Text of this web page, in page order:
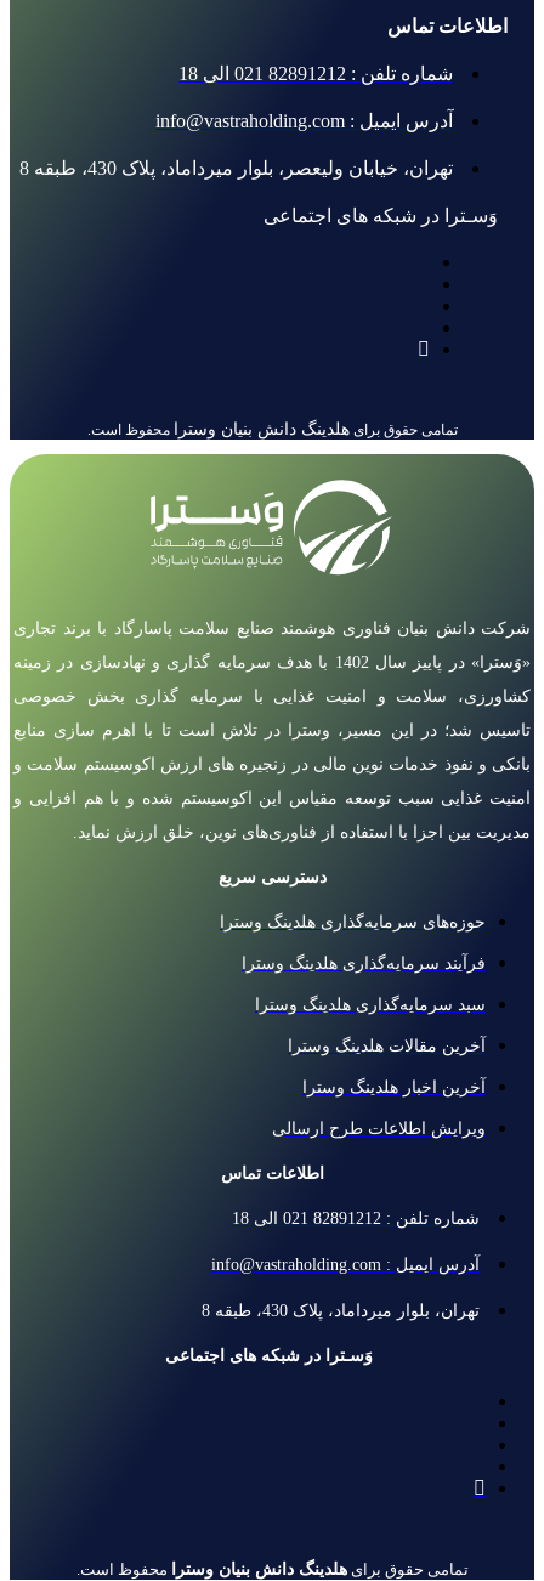
اطلاعات تماس
شماره تلفن : 82891212 021 الی 18
آدرس ایمیل : info@vastraholding.com
تهران، خیابان ولیعصر، بلوار میرداماد، پلاک 430، طبقه 8
وَسـترا در شبکه های اجتماعی
تمامی حقوق برایهلدینگ دانش بنیان وسترا محفوظ است.
شرکت دانش بنیان فناوری هوشمند صنایع سلامت پاسارگاد با برند تجاری
«وَسترا» در پاییز سال 1402 با هدف سرمایه گذاری و نهادسازی در زمینه
کشاورزی، سلامت و امنیت غذایی با سرمایه گذاری بخش خصوصی
تاسیس شد؛ در این مسیر، وسترا در تلاش است تا با اهرم سازی منابع
بانکی و نفوذ خدمات نوین مالی در زنجیره های ارزش اکوسیستم سلامت و
امنیت غذایی سبب توسعه مقیاس این اکوسیستم شده و با هم افزایی و
مدیریت بین اجزا با استفاده از فناوری‌های نوین، خلق ارزش نماید.
دسترسی سریع
حوزه‌های سرمایه‌گذاری هلدینگ وسترا
فرآیند سرمایه‌گذاری هلدینگ وسترا
سبد سرمایه‌گذاری هلدینگ وسترا
آخرین مقالات هلدینگ وسترا
آخرین اخبار هلدینگ وسترا
ویرایش اطلاعات طرح ارسالی
اطلاعات تماس
شماره تلفن : 82891212 021 الی 18
آدرس ایمیل : info@vastraholding.com
تهران، بلوار میرداماد، پلاک 430، طبقه 8
وَسـترا در شبکه های اجتماعی
تمامی حقوق برایهلدینگ دانش بنیان وسترا محفوظ است.